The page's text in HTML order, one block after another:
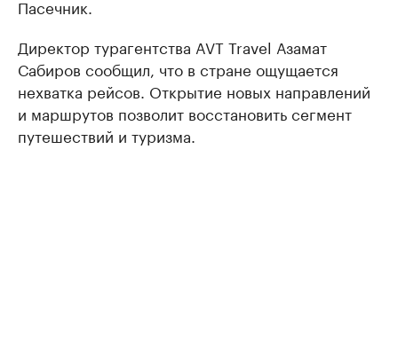
Пасечник.
Директор турагентства AVT Travel Азамат
Сабиров сообщил, что в стране ощущается
нехватка рейсов. Открытие новых направлений
и маршрутов позволит восстановить сегмент
путешествий и туризма.